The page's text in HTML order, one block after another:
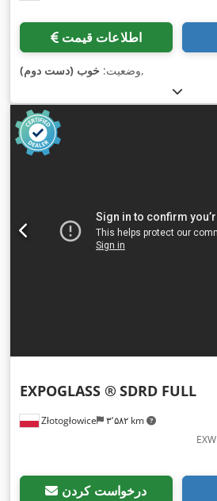
اطلاعات قیمت
وضعیت: خوب (دست دوم) ,
Złotogłowice ۳٬۵۸۲ km
EXPOGLASS ® SDRD FULL
EXW قیمت ثابت به اضافه مالیات بر
درخواست کردن